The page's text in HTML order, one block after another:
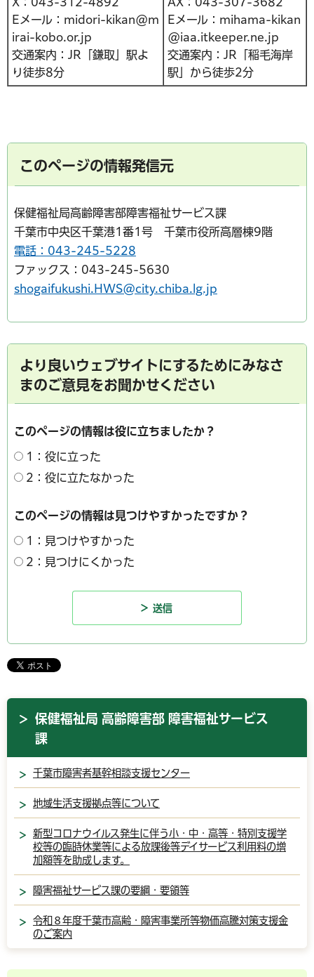
Eメール：midori-kikan@m
irai-kobo.or.jp
交通案内：JR「鎌取」駅よ
り徒歩8分
Eメール：mihama-kikan
@iaa.itkeeper.ne.jp
交通案内：JR「稲毛海岸
駅」から徒歩2分
このページの情報発信元
保健福祉局高齢障害部障害福祉サービス課
千葉市中央区千葉港1番1号 千葉市役所高層棟9階
電話：043-245-5228
ファックス：043-245-5630
shogaifukushi.HWS@city.chiba.lg.jp
より良いウェブサイトにするためにみなさ
まのご意見をお聞かせください
このページの情報は役に立ちましたか？
1：役に立った
2：役に立たなかった
このページの情報は見つけやすかったですか？
1：見つけやすかった
2：見つけにくかった
保健福祉局 高齢障害部 障害福祉サービス
課
千葉市障害者基幹相談支援センター
地域生活支援拠点等について
新型コロナウイルス発生に伴う小・中・高等・特別支援学
校等の臨時休業等による放課後等デイサービス利用料の増
加額等を助成します。
障害福祉サービス課の要綱・要領等
令和８年度千葉市高齢・障害事業所等物価高騰対策支援金
のご案内